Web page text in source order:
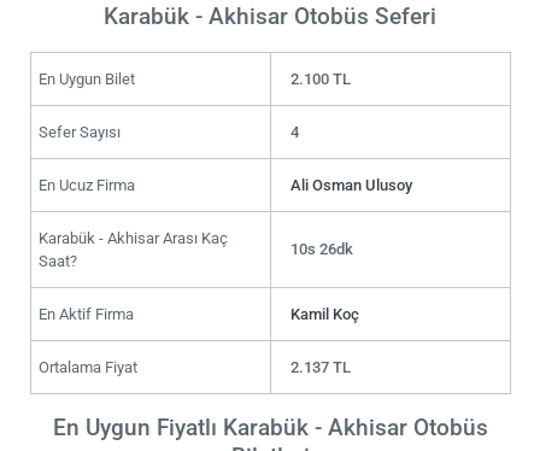
Karabük - Akhisar Otobüs Seferi
En Uygun Bilet 2.100 TL
Sefer Sayısı 4
En Ucuz Firma Ali Osman Ulusoy
Karabük - Akhisar Arası Kaç
Saat?
10s 26dk
En Aktif Firma Kamil Koç
Ortalama Fiyat 2.137 TL
En Uygun Fiyatlı Karabük - Akhisar Otobüs